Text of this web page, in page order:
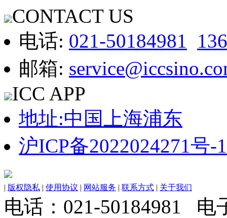
CONTACT US
电话: 021-50184981
邮箱:
ICC APP
地址:中国上海浦东
沪ICP备2022024271号-1
| 版权隐私 | 使用协议 | 网站服务 | 联系方式 | 关于我们
电话：021-50184981 电